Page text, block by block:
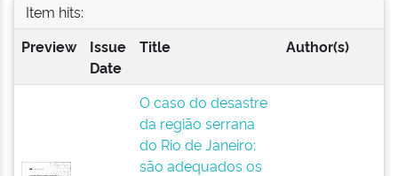
Item hits:
Preview
Issue
Date
Title Author(s)
O caso do desastre
da região serrana
do Rio de Janeiro:
são adequados os